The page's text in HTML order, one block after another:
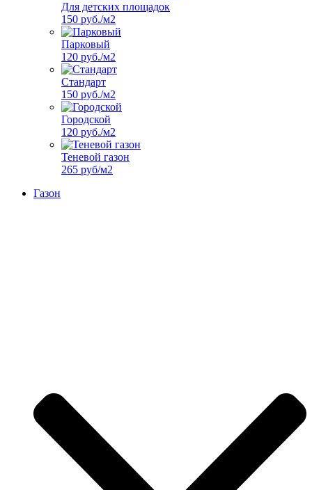
Для детских площадок
150 руб./м2
Парковый
120 руб./м2
Стандарт
150 руб./м2
Городской
120 руб./м2
Теневой газон
265 руб/м2
Газон